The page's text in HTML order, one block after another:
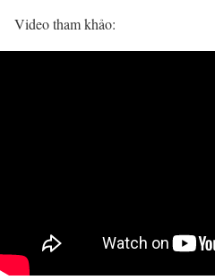
Video tham khảo: